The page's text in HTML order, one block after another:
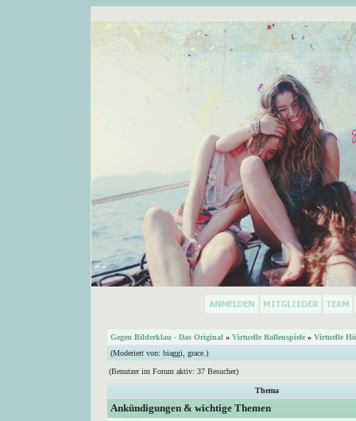
Gegen Bilderklau - Das Original » Virtuelle Rollenspiele » Virtuelle
(Moderiert von: biaggi grace. )
(Benutzer im Forum aktiv: 37 Besucher)
Thema
Ankündigungen & wichtige Themen